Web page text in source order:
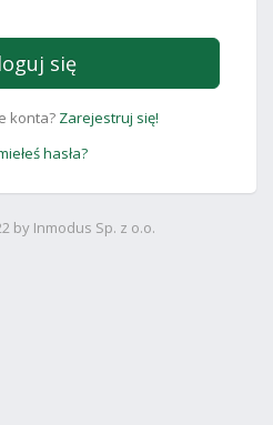
się
konta? Zarejestruj się!
hasła?
by Inmodus Sp. z o.o.